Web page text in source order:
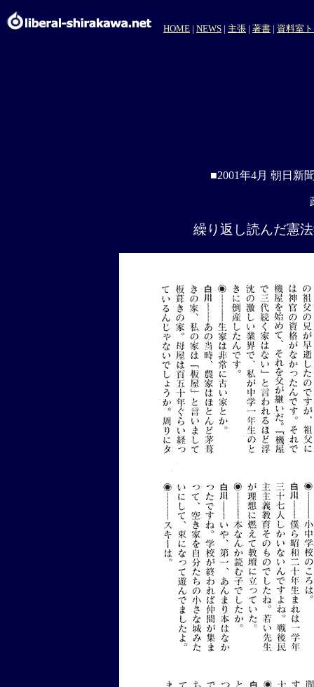
HOME | NEWS | 主張 | 著書 | 資料室
■2001年4月 朝日新
繰り返し読んだ憲